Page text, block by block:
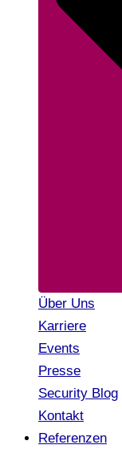
Über Uns
Karriere
Events
Presse
Security Blog
Kontakt
Referenzen